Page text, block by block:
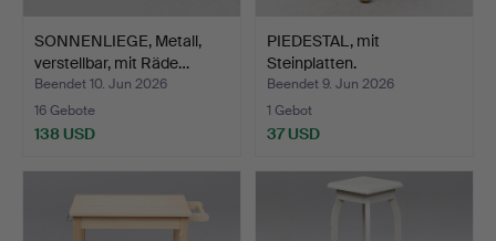
SONNENLIEGE, Metall,
verstellbar, mit Räde…
Beendet 10. Jun 2026
16 Gebote
138 USD
PIEDESTAL, mit
Steinplatten.
Beendet 9. Jun 2026
1 Gebot
37 USD